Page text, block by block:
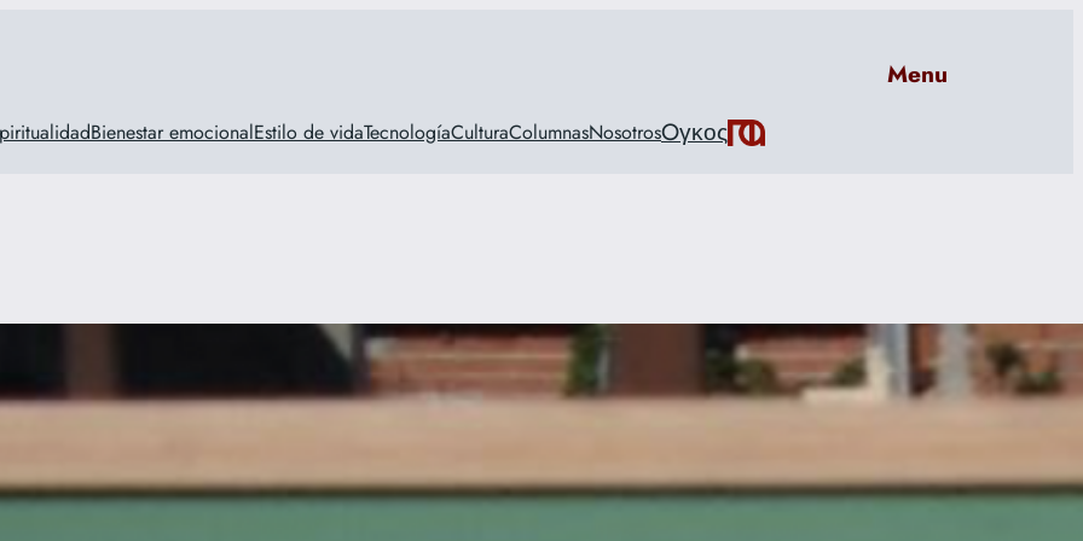
Menu
Bienestar emocionalEstilo de vidaTecnologíaCulturaColumnasNosotrosOγκος